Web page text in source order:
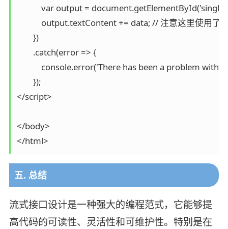
var output =
output.textContent += data; // 注意这里使
        })
        .catch(error => {
console.error('There has been a problem with
        });
</script>
</body>
五. 总结
流式接口设计是一种强大的编程范式，它能够提
高代码的可读性、灵活性和可维护性。特别是在